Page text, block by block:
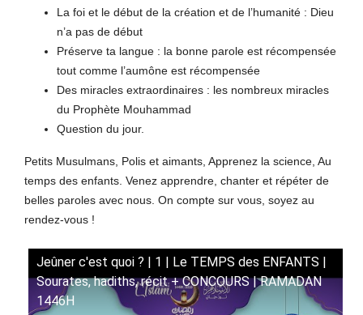
La foi et le début de la création et de l’humanité : Dieu
n’a pas de début
Préserve ta langue : la bonne parole est récompensée
tout comme l’aumône est récompensée
Des miracles extraordinaires : les nombreux miracles
du Prophète Mouhammad
Question du jour.
Petits Musulmans, Polis et aimants, Apprenez la science, Au
temps des enfants. Venez apprendre, chanter et répéter de
belles paroles avec nous. On compte sur vous, soyez au
rendez-vous !
Jeûner c'est quoi ? | 1 | Le TEMPS des ENFANTS |
Sourates, hadiths, récit + CONCOURS | RAMADAN
1446H